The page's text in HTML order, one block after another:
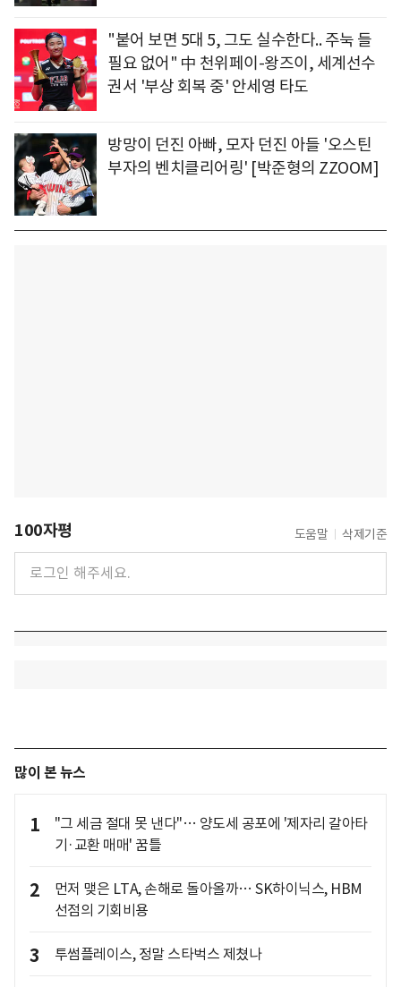
"붙어 보면 5대 5, 그도 실수한다.. 주눅 들
필요 없어" 中 천위페이-왕즈이, 세계선수
권서 '부상 회복 중' 안세영 타도
방망이 던진 아빠, 모자 던진 아들 '오스틴
부자의 벤치클리어링' [박준형의 ZZOOM]
100자평 도움말 삭제기준
많이 본 뉴스
1
"그 세금 절대 못 낸다"… 양도세 공포에 '제자리 갈아타
기·교환 매매' 꿈틀
2
먼저 맺은 LTA, 손해로 돌아올까… SK하이닉스, HBM
선점의 기회비용
3 투썸플레이스, 정말 스타벅스 제쳤나